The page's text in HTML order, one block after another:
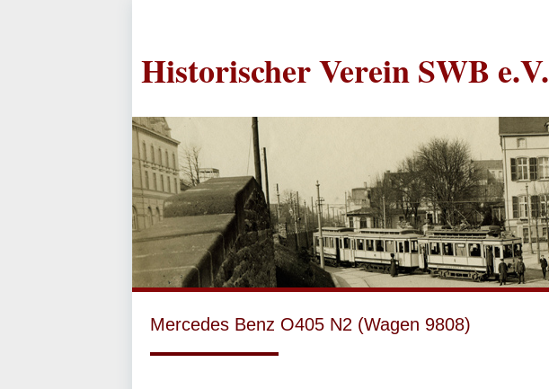
Historischer Verein SWB e.V.
Mercedes Benz O405 N2 (Wagen 9808)